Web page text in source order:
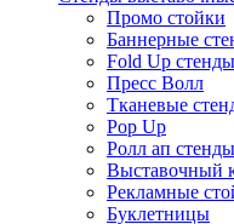
Промо стойки
Баннерные
Fold Up стенды
Пресс Волл
Тканевые
Pop Up
Ролл ап стенды
Выставочный
Рекламные
Буклетницы